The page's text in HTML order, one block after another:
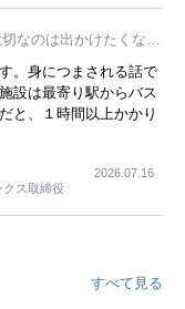
内に懸念もあったそう
級外車が停まっている
たそうです。今回の記
なのは出かけたくなる
。身につまされる話で
設は最寄り駅からバス
と、１時間以上かかり
の施設を選択したので
シニアの住まい選び
便も考えない外池ない
クス取締役
2026.07.16
すべて見る